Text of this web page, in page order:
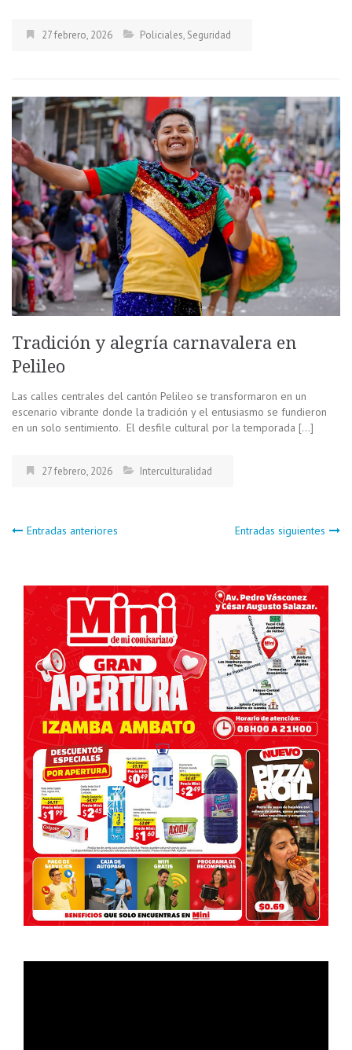
27 febrero, 2026 Policiales, Seguridad
Tradición y alegría carnavalera en
Pelileo
Las calles centrales del cantón Pelileo se transformaron en un
escenario vibrante donde la tradición y el entusiasmo se fundieron
en un solo sentimiento. El desfile cultural por la temporada […]
27 febrero, 2026 Interculturalidad
Navegación
de
entradas
Entradas anteriores Entradas siguientes